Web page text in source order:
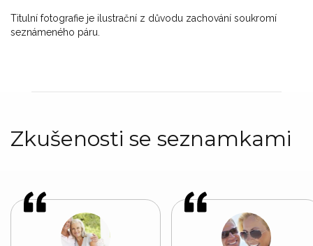
Titulní fotografie je ilustrační z důvodu zachování soukromí
seznámeného páru.
Zkušenosti se seznamkami